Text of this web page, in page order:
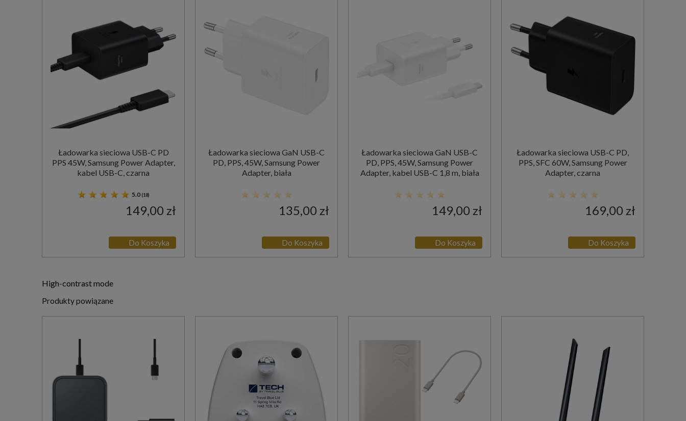
Ładowarka sieciowa USB-C PD
PPS 45W, Samsung Power Adapter,
kabel USB-C, czarna
5.0 (18)
149,00 zł
Do Koszyka
Ładowarka sieciowa GaN USB-C
PD, PPS, 45W, Samsung Power
Adapter, biała
135,00 zł
Do Koszyka
Ładowarka sieciowa GaN USB-C
PD, PPS, 45W, Samsung Power
Adapter, kabel USB-C 1,8 m, biała
149,00 zł
Do Koszyka
Ładowarka sieciowa USB-C PD,
PPS, SFC 60W, Samsung Power
Adapter, czarna
169,00 zł
Do Koszyka
High-contrast mode
Produkty powiązane